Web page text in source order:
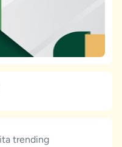
trending